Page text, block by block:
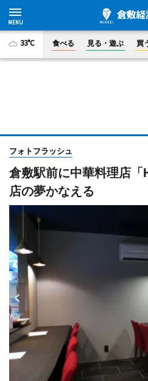
33°C 食べる 見る・遊ぶ 買
フォトフラッシュ
倉敷駅前に中華料理店
店の夢かなえる